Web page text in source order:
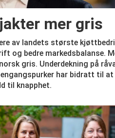
mer gris
av landets største
og bedre markedsbalanse.
gris. Underdekning på
har bidratt til at
til knapphet.